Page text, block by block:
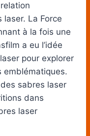
La Force
à la fois une
a eu l’idée
pour explorer
emblématiques.
sabres laser
dans
laser